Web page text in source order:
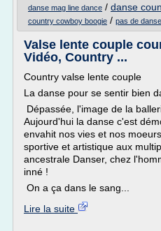
danse mag line dance / danse
country cowboy boogie / pas de
Valse lente couple
Vidéo, Country ...
Country valse lente couple
La danse pour se sentir bien
Dépassée, l'image de la
Aujourd'hui la danse c'est
envahit nos vies et nos
sportive et artistique aux
ancestrale Danser, chez
inné !
On a ça dans le sang...
Lire la suite